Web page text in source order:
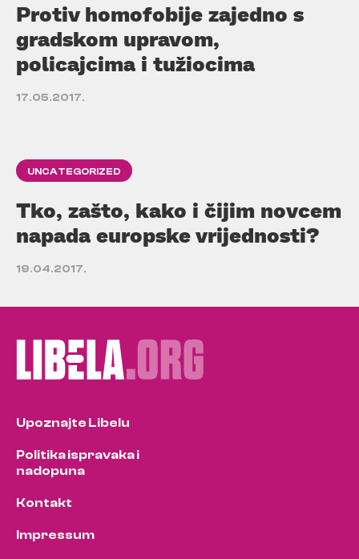
Protiv homofobije zajedno s
gradskom upravom,
policajcima i tužiocima
17.05.2017.
UNCATEGORIZED
Tko, zašto, kako i čijim novcem
napada europske vrijednosti?
19.04.2017.
Upoznajte Libelu
Politika ispravaka i
nadopuna
Kontakt
Impressum